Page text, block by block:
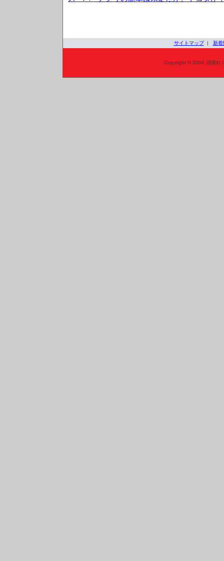
サイトマップ| 新着
Copyright © 2006 頑張れ